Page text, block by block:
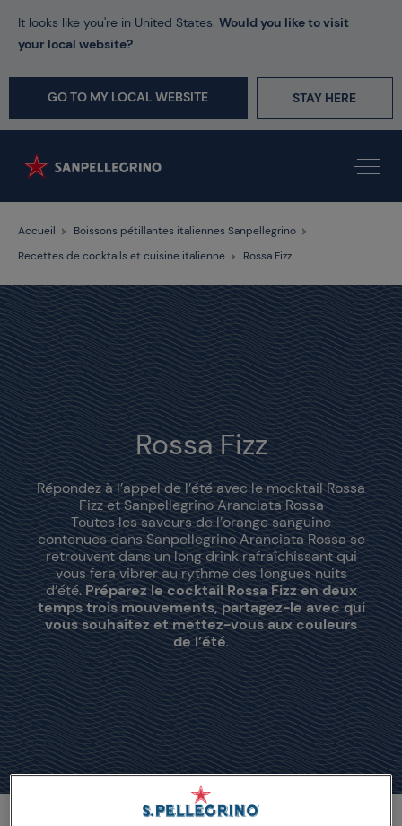
It looks like you're in United States. Would you like to visit
your local website?
GO TO MY LOCAL WEBSITE STAY HERE
Accueil
Boissons pétillantes italiennes Sanpellegrino
Recettes de cocktails et cuisine italienne
Rossa Fizz
Rossa Fizz
Répondez à l’appel de l’été avec le mocktail Rossa
Fizz et Sanpellegrino Aranciata Rossa
Toutes les saveurs de l’orange sanguine
contenues dans Sanpellegrino Aranciata Rossa se
retrouvent dans un long drink rafraîchissant qui
vous fera vibrer au rythme des longues nuits
d’été.Préparez le cocktailRossa Fizzen deux
temps trois mouvements, partagez-le avec qui
vous souhaitez et mettez-vous aux couleurs
de l’été.